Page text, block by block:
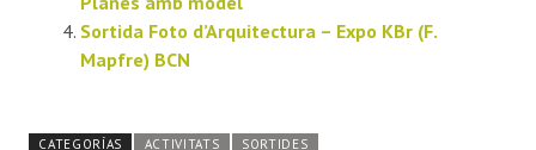
Sortida Foto d’Arquitectura – Expo KBr (F.
Mapfre) BCN
CATEGORÍAS ACTIVITATS SORTIDES